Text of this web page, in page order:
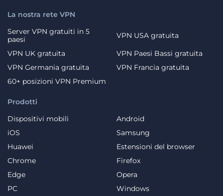
Prodotti
Dispositivi mobili
Android
iOS
Samsung
Huawei
Estensioni del browser
Chrome
Firefox
Edge
Opera
PC
Windows
La nostra rete VPN
Server VPN gratuiti in 5
paesi
VPN USA gratuita
VPN UK gratuita
VPN Paesi Bassi gratuita
VPN Germania gratuita
VPN Francia gratuita
60+ posizioni VPN Premium